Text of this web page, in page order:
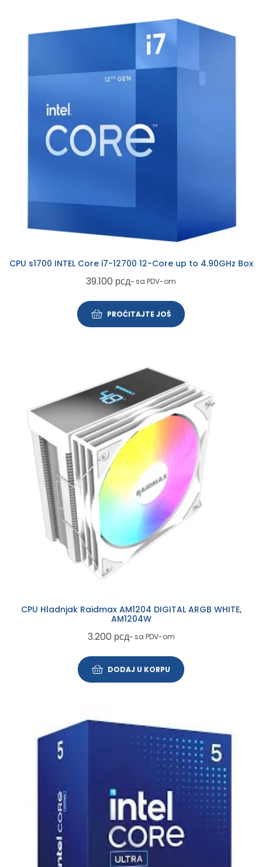
CPU s1700 INTEL Core i7-12700 12-Core up to 4.90GHz Box
39.100 рсд~ sa PDV-om
PROČITAJTE JOŠ
CPU Hladnjak Raidmax AM1204 DIGITAL ARGB WHITE,
AM1204W
3.200 рсд~ sa PDV-om
DODAJ U KORPU